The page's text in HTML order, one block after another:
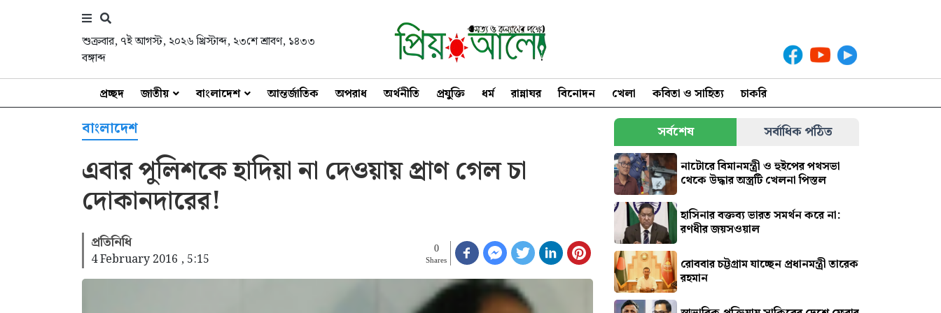
শুক্রবার, ৭ই আগস্ট, ২০২৬ খ্রিস্টাব্দ, ২৩শে শ্রাবণ, ১৪৩৩
বঙ্গাব্দ
প্রচ্ছদ জাতীয় বাংলাদেশ আন্তর্জাতিক অপরাধ অর্থনীতি প্রযুক্তি ধর্ম রান্নাঘর বিনোদন খেলা কবিতা ও সাহিত্য চাকরি
বাংলাদেশ
এবার পুলিশকে হাদিয়া না দেওয়ায় প্রাণ গেল চা
দোকানদারের!
প্রতিনিধি
4 February 2016 , 5:15
0
Shares
সর্বশেষ সর্বাধিক পঠিত
নাটোরে বিমানমন্ত্রী ও হুইপের পথসভা
থেকে উদ্ধার অস্ত্রটি খেলনা পিস্তল
হাসিনার বক্তব্য ভারত সমর্থন করে না:
রণধীর জয়সওয়াল
রোববার চট্টগ্রাম যাচ্ছেন প্রধানমন্ত্রী তারেক
রহমান